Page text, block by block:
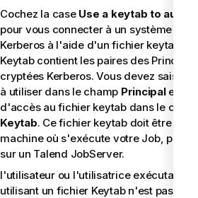
Cochez la case Use a keytab to
pour vous connecter à un système
Kerberos à l'aide d'un fichier keytab.
Keytab contient les paires des
cryptées Kerberos. Vous devez saisir
à utiliser dans le champ Principalet le
d'accès au fichier keytab dans le
Keytab. Ce fichier keytab doit être
machine où s'exécute votre Job, par
sur un Talend JobServer.
l'utilisateur ou l'utilisatrice exécutant
utilisant un fichier Keytab n'est pas